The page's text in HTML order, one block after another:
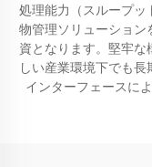
処理能力（スループ
物管理ソリューション
資となります。堅牢
しい産業環境下でも
インターフェースに